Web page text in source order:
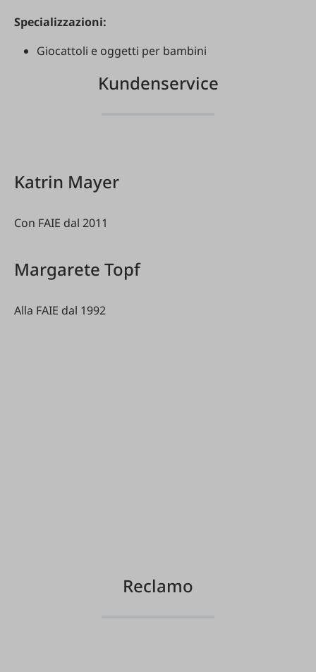
Specializzazioni:
Giocattoli e oggetti per bambini
Kundenservice
Katrin Mayer
Con FAIE dal 2011
Margarete Topf
Alla FAIE dal 1992
Reclamo